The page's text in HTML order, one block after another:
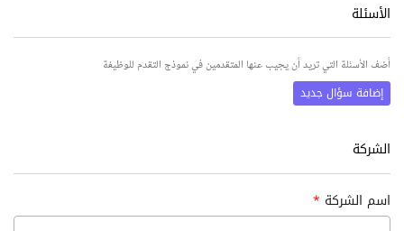
الأسئلة
أضف الأسئلة التي تريد أن يجيب عنها المتقدمين في نموذج التقدم للوظيفة
إضافة سؤال جديد
الشركة
اسم الشركة *